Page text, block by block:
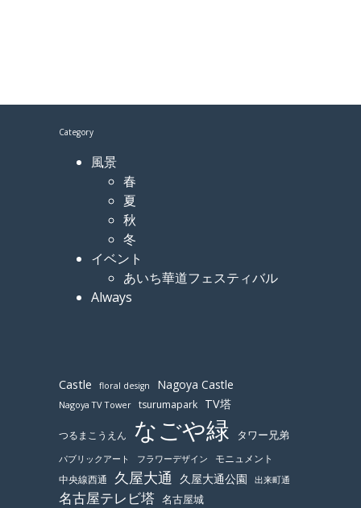
Category
風景
春
夏
秋
冬
イベント
あいち華道フェスティバル
Always
Castle floral design Nagoya Castle
Nagoya TV Tower tsurumapark TV塔
つるまこうえん なごや緑 タワー兄弟
パブリックアート フラワーデザイン
モニュメント
中央線西通
久屋大通 久屋大通公園 出来町通
名古屋テレビ塔 名古屋城